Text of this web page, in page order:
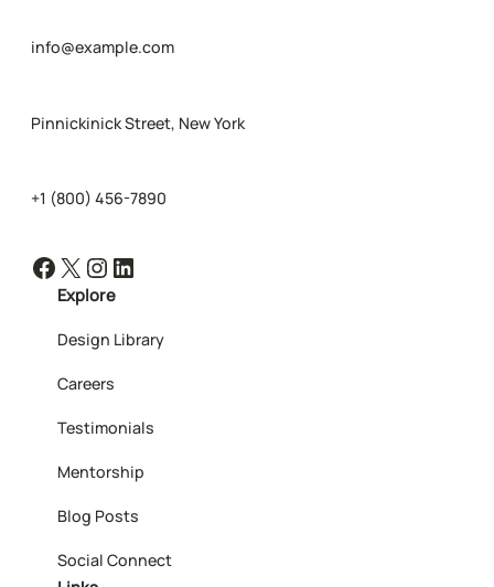
info@example.com
Pinnickinick Street, New York
+1 (800) 456-7890
Facebook X Instagram LinkedIn
Explore
Design Library
Careers
Testimonials
Mentorship
Blog Posts
Social Connect